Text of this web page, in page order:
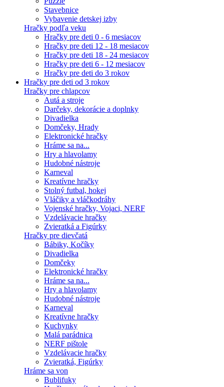
Stavebnice
Vybavenie detskej izby
Hračky podľa veku
Hračky pre deti 0 - 6 mesiacov
Hračky pre deti 12 - 18 mesiacov
Hračky pre deti 18 - 24 mesiacov
Hračky pre deti 6 - 12 mesiacov
Hračky pre deti do 3 rokov
Hračky pre deti od 3 rokov
Hračky pre chlapcov
Autá a stroje
Darčeky, dekorácie a doplnky
Divadielka
Domčeky, Hrady
Elektronické hračky
Hráme sa na...
Hry a hlavolamy
Hudobné nástroje
Karneval
Kreatívne hračky
Stolný futbal, hokej
Vláčiky a vláčkodráhy
Vojenské hračky, Vojaci, NERF
Vzdelávacie hračky
Zvieratká a Figúrky
Hračky pre dievčatá
Bábiky, Kočíky
Divadielka
Domčeky
Elektronické hračky
Hráme sa na...
Hry a hlavolamy
Hudobné nástroje
Karneval
Kreatívne hračky
Kuchynky
Malá parádnica
NERF pištole
Vzdelávacie hračky
Zvieratká, Figúrky
Hráme sa von
Bublifuky